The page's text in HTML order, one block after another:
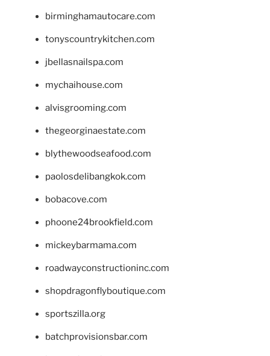
birminghamautocare.com
tonyscountrykitchen.com
jbellasnailspa.com
mychaihouse.com
alvisgrooming.com
thegeorginaestate.com
blythewoodseafood.com
paolosdelibangkok.com
bobacove.com
phoone24brookfield.com
mickeybarmama.com
roadwayconstructioninc.com
shopdragonflyboutique.com
sportszilla.org
batchprovisionsbar.com